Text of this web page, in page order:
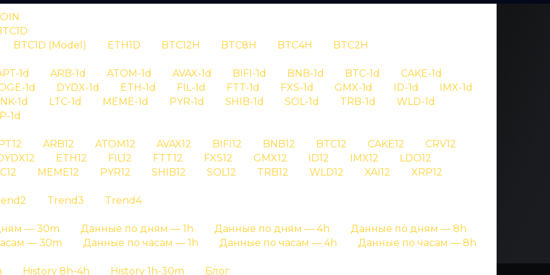
BTC1D (Model)
ETH1D BTC12H BTC8H BTC4H
BTC2H
1d ARB-1d ATOM-1d AVAX-1d BIFI-1d BNB-1d BTC-1d
CAKE-1d
1d DYDX-1d ETH-1d FIL-1d FTT-1d FXS-1d GMX-1d ID-1d
IMX-1d
1d LTC-1d MEME-1d PYR-1d SHIB-1d SOL-1d TRB-1d
WLD-1d
1d
ARB12 ATOM12 AVAX12 BIFI12 BNB12 BTC12 CAKE12
CRV12
ETH12 FIL12 FTT12 FXS12 GMX12 ID12 IMX12
LDO12
MEME12 PYR12 SHIB12 SOL12 TRB12 WLD12 XAI12
XRP12
Trend3
Trend4
— 30m
Данные по дням — 1h Данные по дням — 4h
Данные по дням — 8h
— 30m
Данные по часам — 1h Данные по часам — 4h
Данные по часам — 8h
History 8h-4h History 1h-30m Блог
aave id 734
сигнала aave id 734 - детальная информация о сигнале криптовалют